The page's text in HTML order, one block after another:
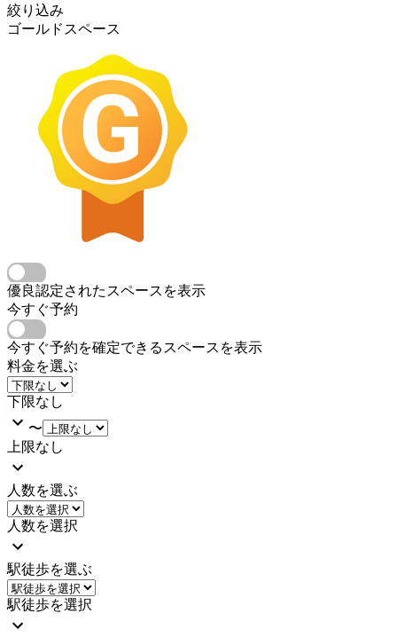
絞り込み
ゴールドスペース
優良認定されたスペースを表示
今すぐ予約
今すぐ予約を確定できるスペースを表示
料金を選ぶ
下限なし
〜
上限なし
人数を選ぶ
人数を選択
駅徒歩を選ぶ
駅徒歩を選択